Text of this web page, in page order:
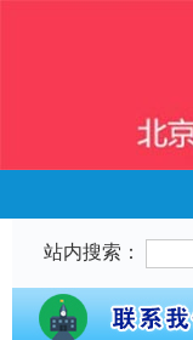
站内搜索：